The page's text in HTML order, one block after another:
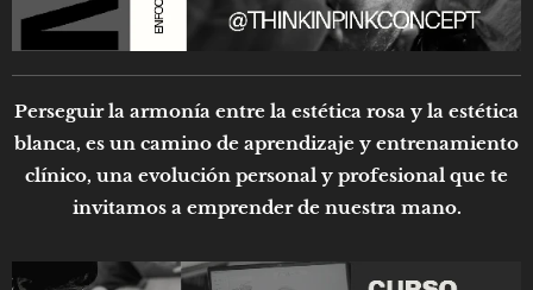
Perseguir la armonía entre la estética rosa y la estética
blanca, es un camino de aprendizaje y entrenamiento
clínico, una evolución personal y profesional que te
invitamos a emprender de nuestra mano.